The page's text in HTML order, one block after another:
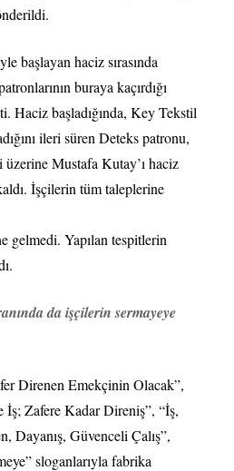
başlayan haciz sırasında
buraya kaçırdığı
Haciz başladığında, Key Tekstil
ileri süren Deteks patronu,
Mustafa Kutay’ı haciz
İşçilerin tüm taleplerine
gelmedi. Yapılan tespitlerin
da işçilerin sermayeye
Direnen Emekçinin Olacak”,
İş; Zafere Kadar Direniş”, “İş,
Dayanış, Güvenceli Çalış”,
sloganlarıyla fabrika